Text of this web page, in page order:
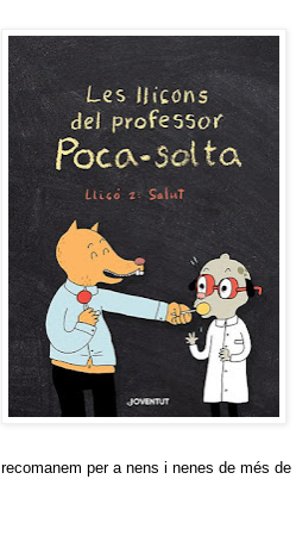
recomanem per a nens i nenes de més de